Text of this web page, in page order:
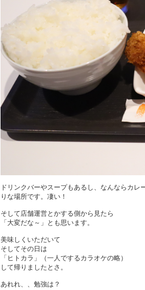
ドリンクバーやスープもあるし、なんならカ
りな場所です。凄い！
そして店舗運営とかする側から見たら
「大変だな～」とも思います。
美味しくいただいて
そしてその日は
「ヒトカラ」（一人でするカラオケの略）
して帰りましたとさ。
あれれ、、勉強は？